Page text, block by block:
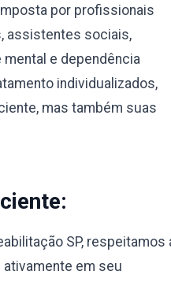
por profissionais
assistentes sociais,
e dependência
individualizados,
mas também suas
SP, respeitamos
em seu